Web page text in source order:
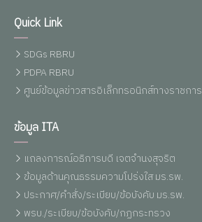
Quick Link
SDGs RBRU
PDPA RBRU
ศูนย์ข้อมูลข่าวสารอิเล็กทรอนิกส์ทางราชการ
ข้อมูล ITA
แถลงการณ์อธิการบดี เจตจำนงสุจริต
ข้อมูลด้านคุณธรรมความโปร่งใส มร.รพ.
ประกาศ/คำสั่ง/ระเบียบ/ข้อบังคับ มร.รพ.
พรบ./ระเบียบ/ข้อบังคับ/กฏกระทรวง